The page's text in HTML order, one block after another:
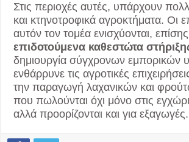
Στις περιοχές αυτές, υπάρχουν
και κτηνοτροφικά αγροκτήματα. Οι
αυτόν τον τομέα ενισχύονται,
επιδοτούμενα καθεστώτα
δημιουργία σύγχρονων εμπορικών
ενθάρρυνε τις αγροτικές
την παραγωγή λαχανικών και
που πωλούνται όχι μόνο στις
αλλά προορίζονται και για εξαγωγές.